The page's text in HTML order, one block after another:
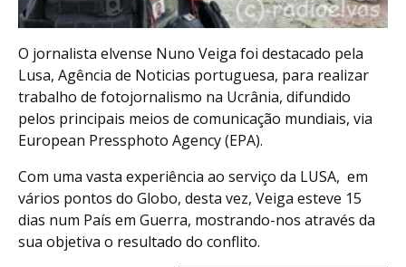
O jornalista elvense Nuno Veiga foi destacado pela
Lusa, Agência de Noticias portuguesa, para realizar
trabalho de fotojornalismo na Ucrânia, difundido
pelos principais meios de comunicação mundiais, via
European Pressphoto Agency (EPA).
Com uma vasta experiência ao serviço da LUSA, em
vários pontos do Globo, desta vez, Veiga esteve 15
dias num País em Guerra, mostrando-nos através da
sua objetiva o resultado do conflito.